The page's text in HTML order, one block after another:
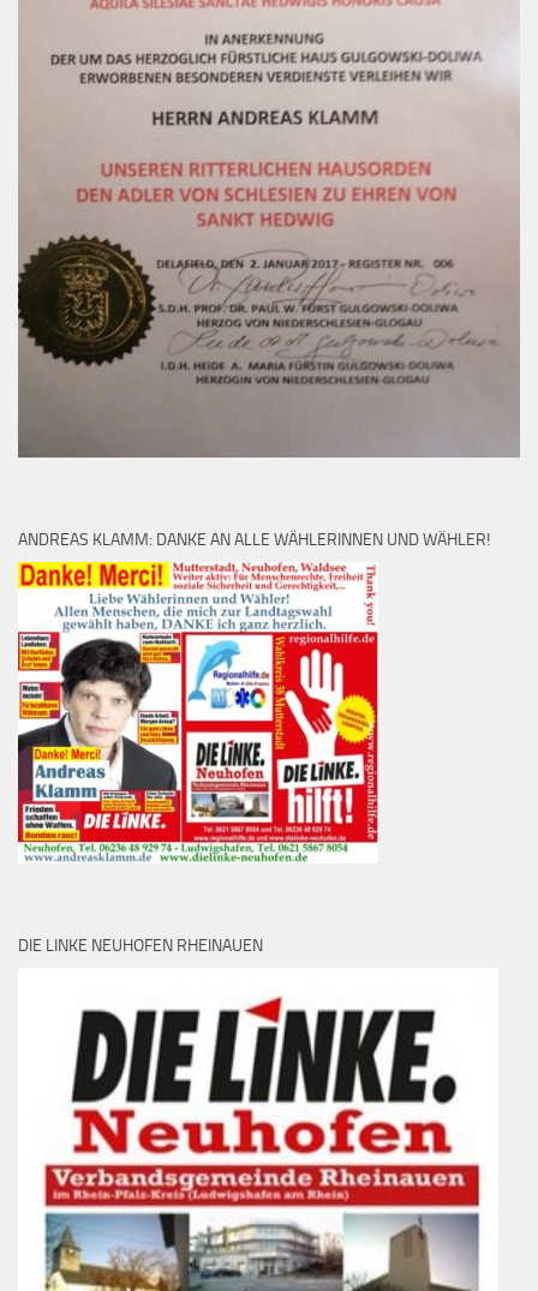
ANDREAS KLAMM: DANKE AN ALLE WÄHLERINNEN UND WÄHLER!
DIE LINKE NEUHOFEN RHEINAUEN